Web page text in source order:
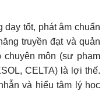
dạy tốt, phát âm chuẩn
truyền đạt và quản
môn (sư phạm
CELTA) là lợi thế.
và hiểu tâm lý học